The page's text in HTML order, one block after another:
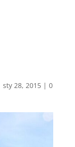
sty 28, 2015| 0